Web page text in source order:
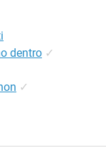
dentro ✓
✓